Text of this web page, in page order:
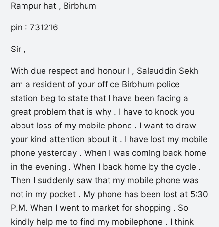
Rampur hat , Birbhum
pin : 731216
Sir ,
With due respect and honour I , Salauddin Sekh
am a resident of your office Birbhum police
station beg to state that I have been facing a
great problem that is why . I have to knock you
about loss of my mobile phone . I want to draw
your kind attention about it . I have lost my mobile
phone yesterday . When I was coming back home
in the evening . When I back home by the cycle .
Then I suddenly saw that my mobile phone was
not in my pocket . My phone has been lost at 5:30
P.M. When I went to market for shopping . So
kindly help me to find my mobilephone . I think